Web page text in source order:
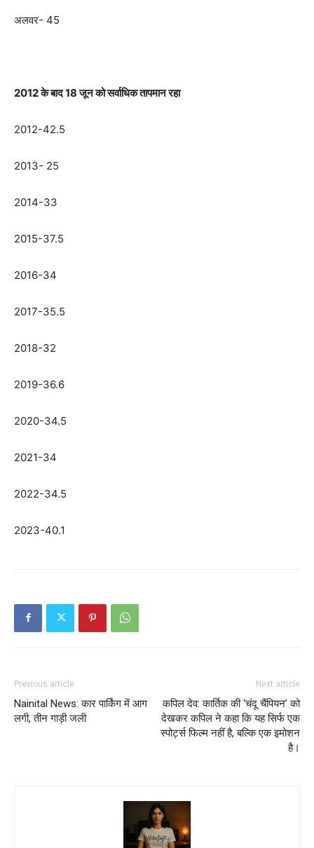
अलवर- 45
2012 के बाद 18 जून को सर्वाधिक तापमान रहा
2012-42.5
2013- 25
2014-33
2015-37.5
2016-34
2017-35.5
2018-32
2019-36.6
2020-34.5
2021-34
2022-34.5
2023-40.1
Previous article
Nainital News: कार पार्किंग में आग
लगी, तीन गाड़ी जली
Next article
कपिल देव: कार्तिक की ‘चंदू चैंपियन’ को
देखकर कपिल ने कहा कि यह सिर्फ एक
स्पोर्ट्स फिल्म नहीं है, बल्कि एक इमोशन
है।